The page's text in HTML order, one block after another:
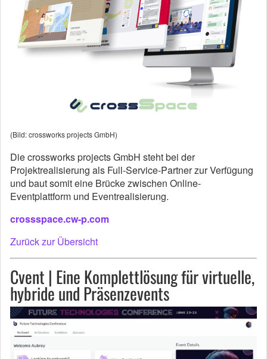
(Bild: crossworks projects GmbH)
Die crossworks projects GmbH steht bei der
Projektrealisierung als Full-Service-Partner zur Verfügung
und baut somit eine Brücke zwischen Online-
Eventplattform und Eventrealisierung.
crossspace.cw-p.com
Zurück zur Übersicht
Cvent | Eine Komplettlösung für virtuelle,
hybride und Präsenzevents